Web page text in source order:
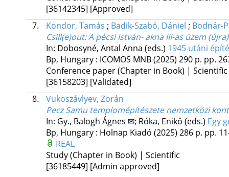
[36142345] [Approved]
7.
Kondor, Tamás ; Badik-Szabó, Dániel ; Bodnár-
Csill(e)out: A pécsi István- akna III-as üzem
In: Dobosyné, Antal Anna (eds.) 1945 utáni
Bp, Hungary : ICOMOS MNB(2025) 290 p. pp.
Conference paper (Chapter in Book) | Scientific
[36158203] [Validated]
8.
Vukoszávlyev, Zorán
Pecz Samu templomépítészete nemzetközi
In: Gy., Balogh Ágnes ✉; Róka, Enikő (eds.) Egy
Bp, Hungary : Holnap Kiadó (2025) 286 p. pp.
REAL
Study (Chapter in Book) | Scientific
[36185449] [Admin approved]